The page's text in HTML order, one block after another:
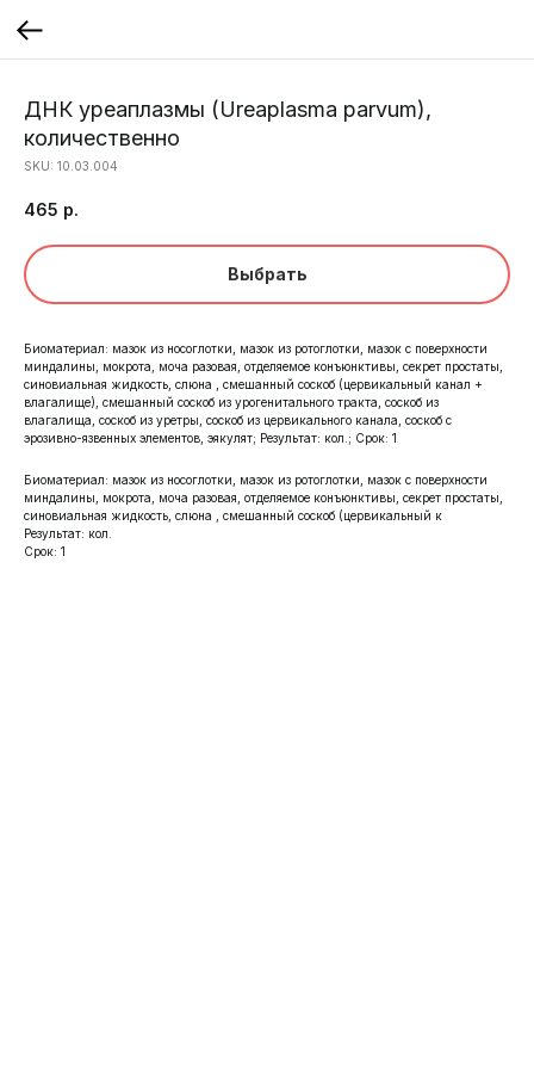
ДНК уреаплазмы (Ureaplasma parvum),
количественно
SKU: 10.03.004
465 р.
Выбрать
Биоматериал: мазок из носоглотки, мазок из ротоглотки, мазок с поверхности
миндалины, мокрота, моча разовая, отделяемое конъюнктивы, секрет простаты,
синовиальная жидкость, слюна , смешанный соскоб (цервикальный канал +
влагалище), смешанный соскоб из урогенитального тракта, соскоб из
влагалища, соскоб из уретры, соскоб из цервикального канала, соскоб с
эрозивно-язвенных элементов, эякулят; Результат: кол.; Срок: 1
Биоматериал: мазок из носоглотки, мазок из ротоглотки, мазок с поверхности
миндалины, мокрота, моча разовая, отделяемое конъюнктивы, секрет простаты,
синовиальная жидкость, слюна , смешанный соскоб (цервикальный к
Результат: кол.
Срок: 1